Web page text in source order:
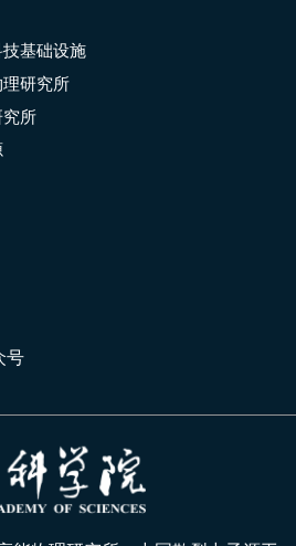
基础设施
研究所
所
号